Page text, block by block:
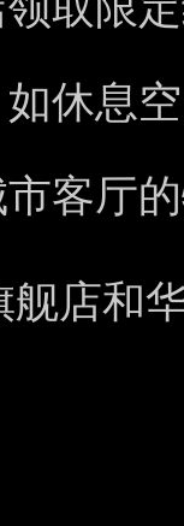
休息
客厅
店和